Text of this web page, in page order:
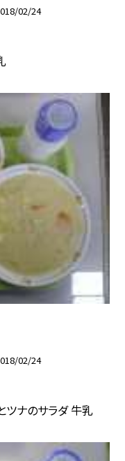
02/24
02/24
ツナのサラダ 牛乳